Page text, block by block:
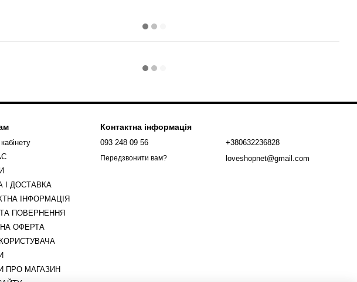
І ДОСТАВКА
ІНФОРМАЦІЯ
ПОВЕРНЕННЯ
ОФЕРТА
ПРО МАГАЗИН
Контактна інформація
093 248 09 56
Передзвонити вам?
+380632236828
loveshopnet@gmail.com